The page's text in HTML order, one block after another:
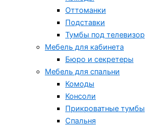
Оттоманки
Подставки
Тумбы под телевизор
Мебель для кабинета
Бюро и секретеры
Мебель для спальни
Комоды
Консоли
Прикроватные тумбы
Спальня